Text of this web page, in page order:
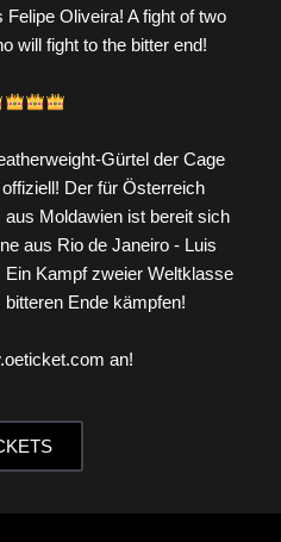
Oliveira! A fight of two
will fight to the bitter end!
Gürtel der Cage
Der für Österreich
Moldawien ist bereit sich
aus Rio de Janeiro - Luis
Kampf zweier Weltklasse
Ende kämpfen!
an!